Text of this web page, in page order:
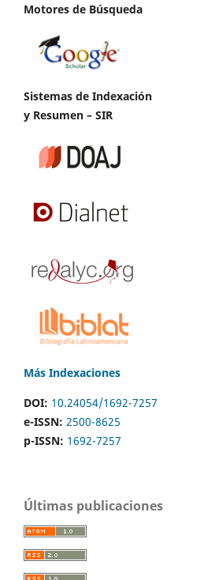
Motores de Búsqueda
Sistemas de Indexación
y Resumen – SIR
Más Indexaciones
DOI: 10.24054/1692-7257
e-ISSN: 2500-8625
p-ISSN: 1692-7257
Últimas publicaciones